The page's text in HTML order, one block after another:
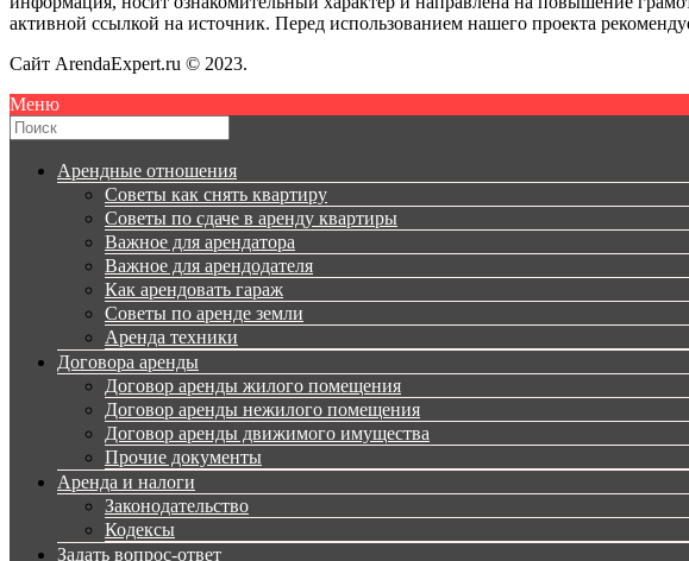
активной ссылкой на источник. Перед использованием нашего проекта
Сайт ArendaExpert.ru © 2023.
Меню
Арендные отношения
Советы как снять квартиру
Советы по сдаче в аренду квартиры
Важное для арендатора
Важное для арендодателя
Как арендовать гараж
Советы по аренде земли
Аренда техники
Договора аренды
Договор аренды жилого помещения
Договор аренды нежилого помещения
Договор аренды движимого имущества
Прочие документы
Аренда и налоги
Законодательство
Кодексы
Задать вопрос-ответ